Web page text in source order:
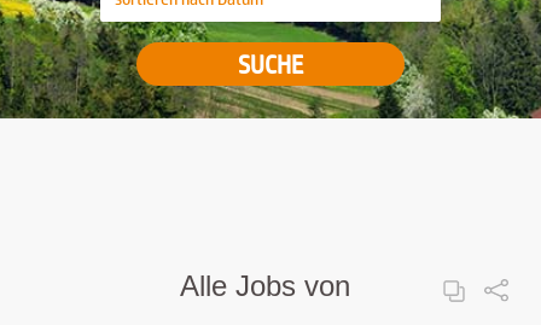
SUCHE
Alle Jobs von